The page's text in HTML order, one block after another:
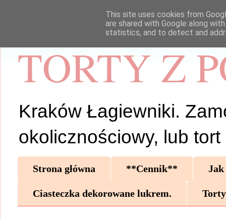
TORTY Z
Kraków Łagiewniki.
okolicznościowy, lub tort
Strona główna **Cennik** Jak
Ciasteczka dekorowane lukrem.
This site uses cookies from
are shared with Google along
statistics, and to detect and